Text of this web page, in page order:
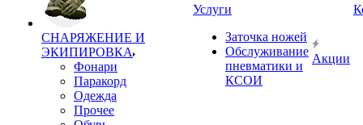
СНАРЯЖЕНИЕ И
ЭКИПИРОВКА
Фонари
Паракорд
Одежда
Прочее
Услуги
Заточка ножей
Обслуживание
пневматики и
КСОИ
Акции